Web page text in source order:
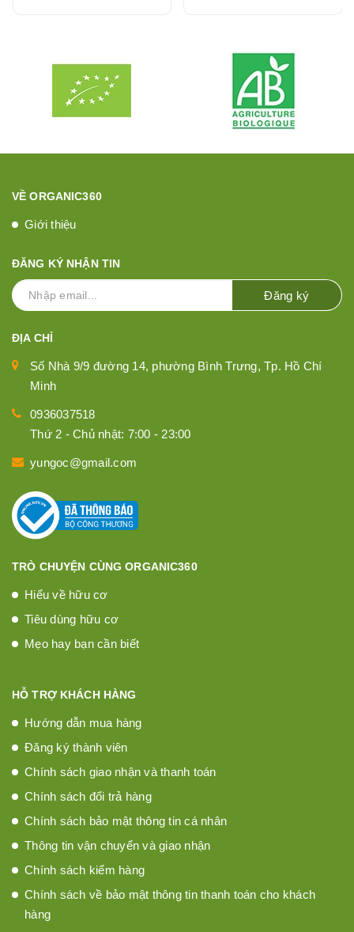
VỀ ORGANIC360
Giới thiệu
ĐĂNG KÝ NHẬN TIN
Đăng ký
ĐỊA CHỈ
Số Nhà 9/9 đường 14, phường Bình Trưng, Tp. Hồ Chí
Minh
0936037518
Thứ 2 - Chủ nhật: 7:00 - 23:00
yungoc@gmail.com
TRÒ CHUYỆN CÙNG ORGANIC360
Hiểu về hữu cơ
Tiêu dùng hữu cơ
Mẹo hay bạn cần biết
HỖ TRỢ KHÁCH HÀNG
Hướng dẫn mua hàng
Đăng ký thành viên
Chính sách giao nhận và thanh toán
Chính sách đổi trả hàng
Chính sách bảo mật thông tin cá nhân
Thông tin vận chuyển và giao nhận
Chính sách kiểm hàng
Chính sách về bảo mật thông tin thanh toán cho khách
hàng